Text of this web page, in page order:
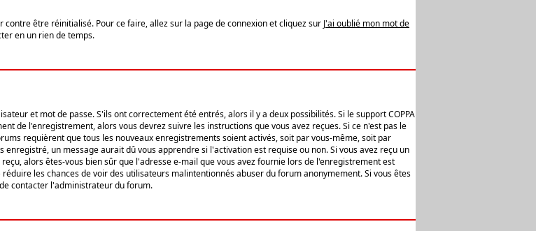
être réinitialisé. Pour ce faire, allez sur la page de connexion et cliquez sur J'ai oublié mon mot de
en un rien de temps.
et mot de passe. S'ils ont correctement été entrés, alors il y a deux possibilités. Si le support COPPA
de l'enregistrement, alors vous devrez suivre les instructions que vous avez reçues. Si ce n'est pas le
requièrent que tous les nouveaux enregistrements soient activés, soit par vous-même, soit par
un message aurait dû vous apprendre si l'activation est requise ou non. Si vous avez reçu un
alors êtes-vous bien sûr que l'adresse e-mail que vous avez fournie lors de l'enregistrement est
les chances de voir des utilisateurs malintentionnés abuser du forum anonymement. Si vous êtes
contacter l'administrateur du forum.